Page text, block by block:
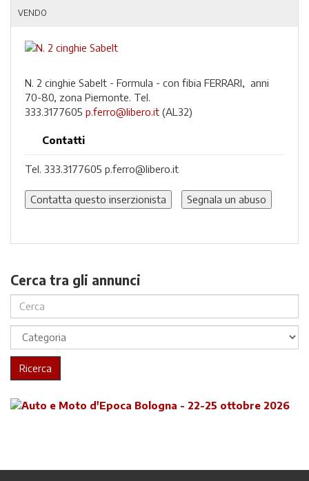
VENDO
N. 2 cinghie Sabelt - Formula - con fibia FERRARI, anni
70-80, zona Piemonte. Tel.
333.3177605 p.ferro@libero.it (AL32)
Contatti
Tel. 333.3177605 p.ferro@libero.it
Contatta questo inserzionista Segnala un abuso
Cerca tra gli annunci
Ricerca